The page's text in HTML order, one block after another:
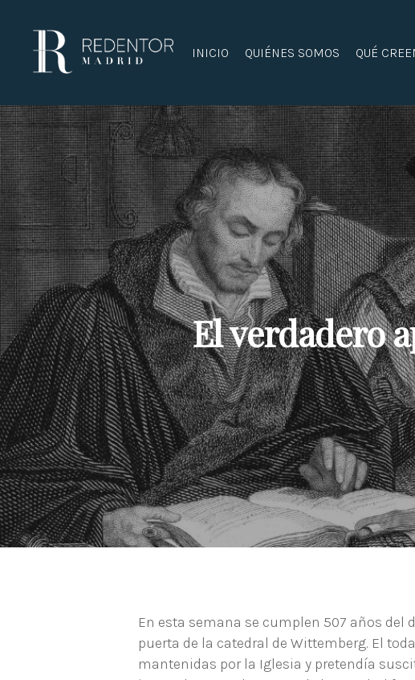
main
content
INICIO QUIÉNES SOMOS QUÉ
El verdadero
En esta semana se cumplen 507 años del
puerta de la catedral de Wittemberg. El
mantenidas por la Iglesia y pretendía